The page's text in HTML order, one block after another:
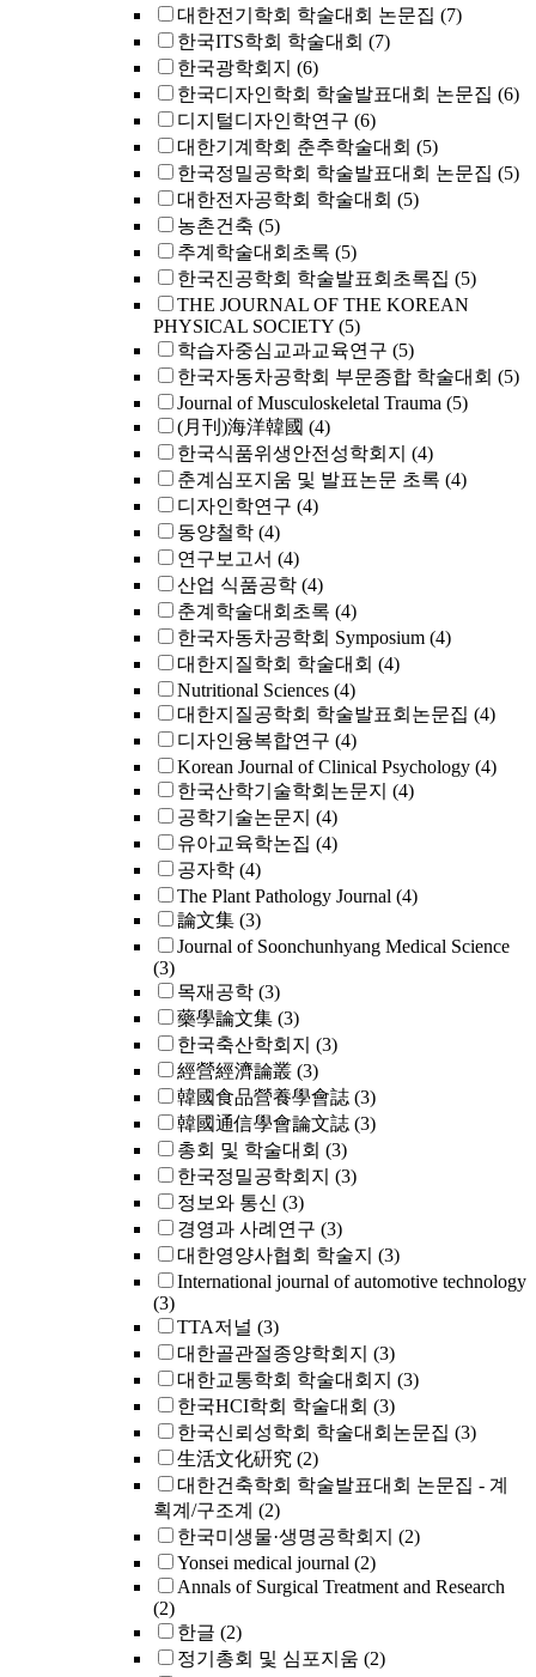
대한전기학회 학술대회 논문집 (7)
한국ITS학회 학술대회 (7)
한국광학회지 (6)
한국디자인학회 학술발표대회 논문집 (6)
디지털디자인학연구 (6)
대한기계학회 춘추학술대회 (5)
한국정밀공학회 학술발표대회 논문집 (5)
대한전자공학회 학술대회 (5)
농촌건축 (5)
추계학술대회초록 (5)
한국진공학회 학술발표회초록집 (5)
THE JOURNAL OF THE KOREAN
PHYSICAL SOCIETY (5)
학습자중심교과교육연구 (5)
한국자동차공학회 부문종합 학술대회 (5)
Journal of Musculoskeletal Trauma (5)
(月刊)海洋韓國 (4)
한국식품위생안전성학회지 (4)
춘계심포지움 및 발표논문 초록 (4)
디자인학연구 (4)
동양철학 (4)
연구보고서 (4)
산업 식품공학 (4)
춘계학술대회초록 (4)
한국자동차공학회 Symposium (4)
대한지질학회 학술대회 (4)
Nutritional Sciences (4)
대한지질공학회 학술발표회논문집 (4)
디자인융복합연구 (4)
Korean Journal of Clinical Psychology (4)
한국산학기술학회논문지 (4)
공학기술논문지 (4)
유아교육학논집 (4)
공자학 (4)
The Plant Pathology Journal (4)
論文集 (3)
Journal of Soonchunhyang Medical Science
(3)
목재공학 (3)
藥學論文集 (3)
한국축산학회지 (3)
經營經濟論叢 (3)
韓國食品營養學會誌 (3)
韓國通信學會論文誌 (3)
총회 및 학술대회 (3)
한국정밀공학회지 (3)
정보와 통신 (3)
경영과 사례연구 (3)
대한영양사협회 학술지 (3)
International journal of automotive technology
(3)
TTA저널 (3)
대한골관절종양학회지 (3)
대한교통학회 학술대회지 (3)
한국HCI학회 학술대회 (3)
한국신뢰성학회 학술대회논문집 (3)
生活文化硏究 (2)
대한건축학회 학술발표대회 논문집 - 계
획계/구조계 (2)
한국미생물·생명공학회지 (2)
Yonsei medical journal (2)
Annals of Surgical Treatment and Research
(2)
한글 (2)
정기총회 및 심포지움 (2)